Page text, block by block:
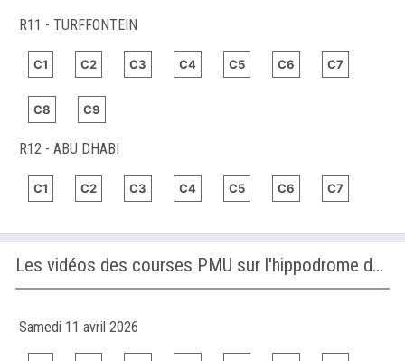
R11 - TURFFONTEIN
C1 C2 C3 C4 C5 C6 C7
C8 C9
R12 - ABU DHABI
C1 C2 C3 C4 C5 C6 C7
Les vidéos des courses PMU sur l'hippodrome de ABU DHABI
Samedi 11 avril 2026